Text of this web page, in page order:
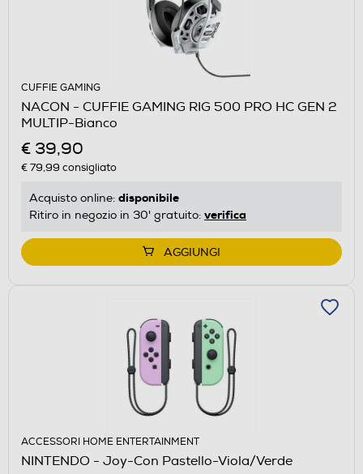
CUFFIE GAMING
NACON - CUFFIE GAMING RIG 500 PRO HC GEN 2
MULTIP-Bianco
€ 39,90
€ 79,99 consigliato
Acquisto online: disponibile
Ritiro in negozio in 30' gratuito: verifica
AGGIUNGI
ACCESSORI HOME ENTERTAINMENT
NINTENDO - Joy-Con Pastello-Viola/Verde